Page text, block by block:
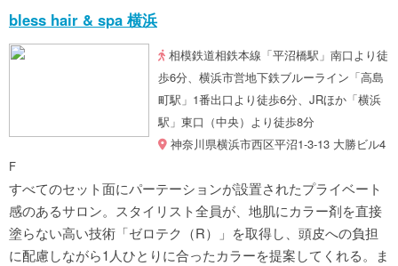
bless hair & spa 横浜
相模鉄道相鉄本線「平沼橋駅」南口より徒
歩6分、横浜市営地下鉄ブルーライン「高島
町駅」1番出口より徒歩6分、JRほか「横浜
駅」東口（中央）より徒歩8分
神奈川県横浜市西区平沼1-3-13 大勝ビル4
F
すべてのセット面にパーテーションが設置されたプライベート
感のあるサロン。スタイリスト全員が、地肌にカラー剤を直接
塗らない高い技術「ゼロテク（R）」を取得し、頭皮への負担
に配慮しながら1人ひとりに合ったカラーを提案してくれる。ま